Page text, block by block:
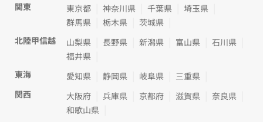
関東
東京都 神奈川県 千葉県
埼玉県
群馬県
栃木県
茨城県
北陸甲信越
山梨県 長野県 新潟県 富山県
石川県
福井県
東海
愛知県 静岡県 岐阜県
三重県
関西
大阪府 兵庫県 京都府 滋賀県
奈良県
和歌山県